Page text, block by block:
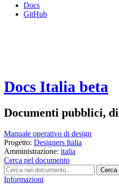
Docs
GitHub
Docs Italia beta
Documenti pubblici,
Manuale operativo di design
Progetto: Designers Italia
Amministrazione: italia
Cerca nel documento
Cerca
Informazioni